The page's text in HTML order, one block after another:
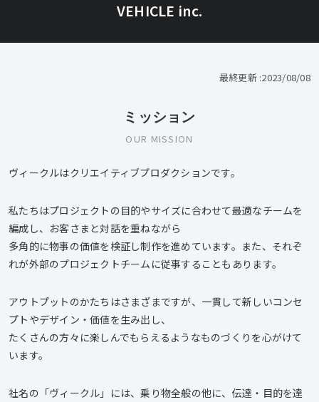
VEHICLE inc.
最終更新 :2023/08/08
ミッション
OUR MISSION
ヴィークルはクリエイティブプロダクションです。
私たちはプロジェクトの目的やサイズに合わせて最適なチームを
編成し、お客さまと対話を重ねながら
多角的に物事の価値を検証し制作を進めています。また、それぞ
れが外部のプロジェクトチームに従事することもあります。
アウトプットのかたちはさまざまですが、一貫して新しいコンセ
プトやデザイン・価値を生み出し、
たくさんの方々に楽しんでもらえるようなものづくりを心がけて
います。
社名の「ヴィークル」には、乗り物全般の他に、伝達・目的を達